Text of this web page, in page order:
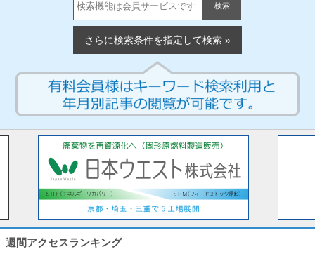
検索
さらに検索条件を指定して検索 »
週間アクセスランキング